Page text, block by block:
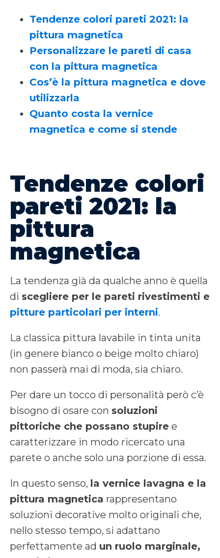
Tendenze colori pareti 2021: la
pittura magnetica
Personalizzare le pareti di casa
con la pittura magnetica
Cos’è la pittura magnetica e dove
utilizzarla
Quanto costa la vernice
magnetica e come si stende
Tendenze colori
pareti 2021: la
pittura
magnetica
La tendenza già da qualche anno è quella
di scegliere per le pareti rivestimenti e
pitture particolari per interni.
La classica pittura lavabile in tinta unita
(in genere bianco o beige molto chiaro)
non passerà mai di moda, sia chiaro.
Per dare un tocco di personalità però c’è
bisogno di osare con soluzioni
pittoriche che possano stupire e
caratterizzare in modo ricercato una
parete o anche solo una porzione di essa.
In questo senso, la vernice lavagna e la
pittura magnetica rappresentano
soluzioni decorative molto originali che,
nello stesso tempo, si adattano
perfettamente ad un ruolo marginale,